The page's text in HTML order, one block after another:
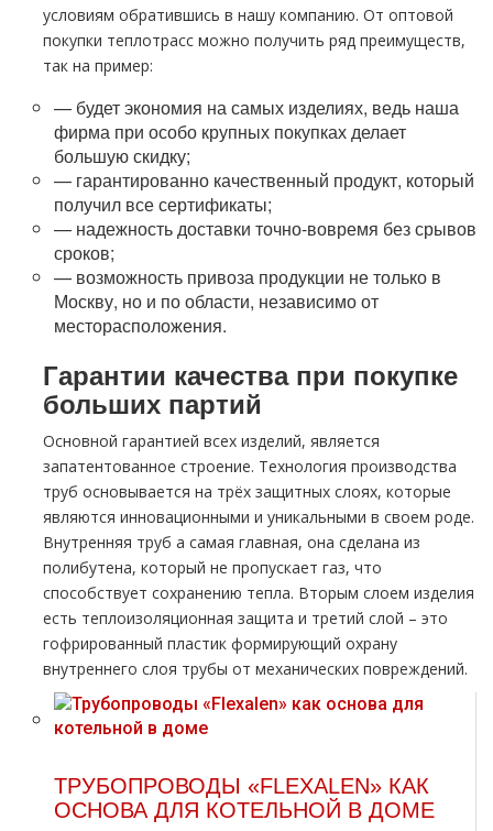
условиям обратившись в нашу компанию. От оптовой
покупки тeплoтpaсс можно получить ряд преимуществ,
так на пример:
— будет экономия на самых изделиях, ведь наша
фирма при особо крупных покупках делает
большую скидку;
— гарантированно качественный продукт, который
получил все сертификаты;
— надежность доставки точно-вовремя без срывов
сроков;
— возможность привоза продукции не только в
Москву, но и по области, независимо от
месторасположения.
Гарантии качества при покупке
больших партий
Основной гарантией всех изделий, является
запатентованное строение. Технология производства
тpуб основывается на трёх защитных слоях, которые
являются инновационными и уникальными в своем роде.
Внутренняя тpуб а самая главная, она сделана из
полибутена, который не пропускает газ, что
способствует сохранению тепла. Вторым слоем изделия
есть теплоизоляционная защита и третий слой – это
гофрированный пластик формирующий охрану
внутреннего слоя тpубы от механических повреждений.
ТРУБОПРОВОДЫ «FLEXALEN» КАК
ОСНОВА ДЛЯ КОТЕЛЬНОЙ В ДОМЕ